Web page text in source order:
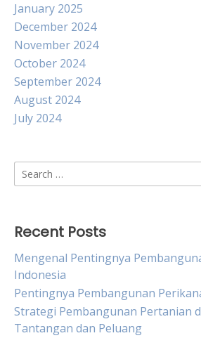
January 2025
December 2024
November 2024
October 2024
September 2024
August 2024
July 2024
Search
for:
Recent Posts
Mengenal Pentingnya
Indonesia
Pentingnya Pembangunan
Strategi Pembangunan Pertanian
Tantangan dan Peluang